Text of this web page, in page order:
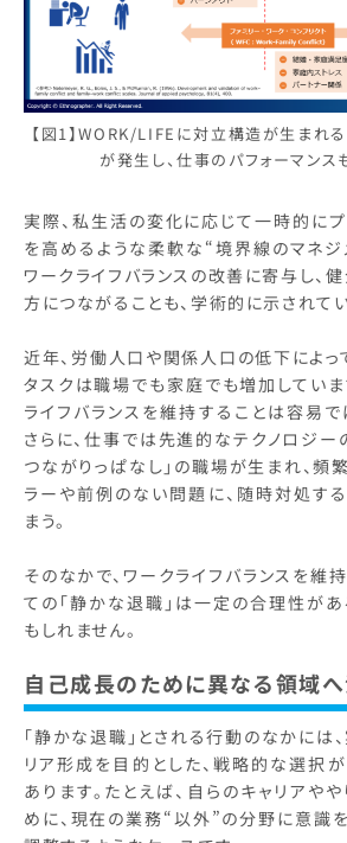
【図1】WORK/LIFEに対立構造が生まれる
が発生し、仕事のパフォーマンス
実際、私生活の変化に応じて一時的に
を高めるような柔軟な“境界線のマネジ
ワークライフバランスの改善に寄与し、
方につながることも、学術的に示されて
近年、労働人口や関係人口の低下によっ
タスクは職場でも家庭でも増加していま
ライフバランスを維持することは容易で
さらに、仕事では先進的なテクノロジー
つながりっぱなし」の職場が生まれ、頻
ラーや前例のない問題に、随時対処す
まう。
そのなかで、ワークライフバランスを維
ての「静かな退職」は一定の合理性が
もしれません。
自己成長のために異なる領域へ
「静かな退職」とされる行動のなかには
リア形成を目的とした、戦略的な選択
あります。たとえば、自らのキャリアや
めに、現在の業務“以外”の分野に意識